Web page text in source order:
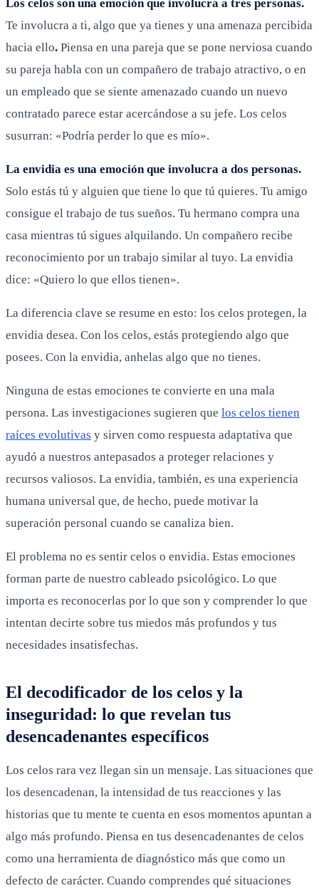
Los celos son una emoción que involucra a tres personas.
Te involucra a ti, algo que ya tienes y una amenaza percibida
hacia ello. Piensa en una pareja que se pone nerviosa cuando
su pareja habla con un compañero de trabajo atractivo, o en
un empleado que se siente amenazado cuando un nuevo
contratado parece estar acercándose a su jefe. Los celos
susurran: «Podría perder lo que es mío».
La envidia es una emoción que involucra a dos personas.
Solo estás tú y alguien que tiene lo que tú quieres. Tu amigo
consigue el trabajo de tus sueños. Tu hermano compra una
casa mientras tú sigues alquilando. Un compañero recibe
reconocimiento por un trabajo similar al tuyo. La envidia
dice: «Quiero lo que ellos tienen».
La diferencia clave se resume en esto: los celos protegen, la
envidia desea. Con los celos, estás protegiendo algo que
posees. Con la envidia, anhelas algo que no tienes.
Ninguna de estas emociones te convierte en una mala
persona. Las investigaciones sugieren que los celos tienen
raíces evolutivas y sirven como respuesta adaptativa que
ayudó a nuestros antepasados a proteger relaciones y
recursos valiosos. La envidia, también, es una experiencia
humana universal que, de hecho, puede motivar la
superación personal cuando se canaliza bien.
El problema no es sentir celos o envidia. Estas emociones
forman parte de nuestro cableado psicológico. Lo que
importa es reconocerlas por lo que son y comprender lo que
intentan decirte sobre tus miedos más profundos y tus
necesidades insatisfechas.
El decodificador de los celos y la
inseguridad: lo que revelan tus
desencadenantes específicos
Los celos rara vez llegan sin un mensaje. Las situaciones que
los desencadenan, la intensidad de tus reacciones y las
historias que tu mente te cuenta en esos momentos apuntan a
algo más profundo. Piensa en tus desencadenantes de celos
como una herramienta de diagnóstico más que como un
defecto de carácter. Cuando comprendes qué situaciones